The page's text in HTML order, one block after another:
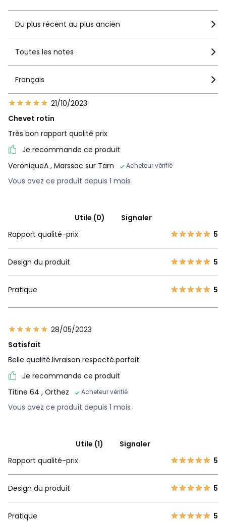
Du plus récent au plus ancien
Toutes les notes
Français
21/10/2023
Chevet rotin
Très bon rapport qualité prix
Je recommande ce produit
VeroniqueA , Marssac sur Tarn Acheteur vérifié
Vous avez ce produit depuis 1 mois
Utile (0)
Signaler
Rapport qualité-prix
5
Design du produit 5
Pratique 5
28/05/2023
Satisfait
Belle qualité.livraison respecté.parfait
Je recommande ce produit
Titine 64 , Orthez Acheteur vérifié
Vous avez ce produit depuis 1 mois
Utile (1)
Signaler
Rapport qualité-prix
5
Design du produit 5
Pratique 5